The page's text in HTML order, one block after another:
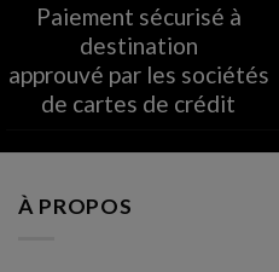
Paiement sécurisé à
destination
approuvé par les sociétés
de cartes de crédit
À PROPOS